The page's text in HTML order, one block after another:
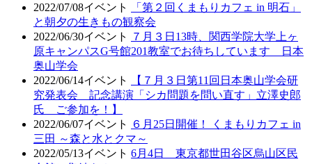
2022/07/08イベント
「第２回くまもりカフェ in 明石」
と朝夕の生きもの観察会
2022/06/30イベント
７月３日13時、関西学院大学上ヶ
原キャンパスG号館201教室でお待ちしています 日本
奥山学会
2022/06/14イベント
【７月３日第11回日本奥山学会研
究発表会 記念講演「シカ問題を問い直す」立澤史郎
氏 ご参加を！】
2022/06/07イベント
６月25日開催！ くまもりカフェ in
三田 ～森と水とクマ～
2022/05/13イベント 6月4日 東京都世田谷区烏山区民